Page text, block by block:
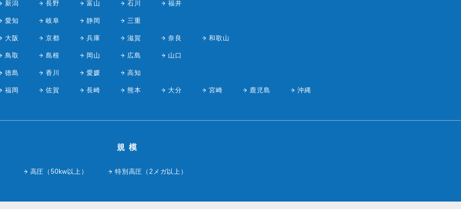
新潟 長野 富山 石川 福井
愛知 岐阜 静岡 三重
大阪 京都 兵庫 滋賀 奈良 和歌山
鳥取 島根 岡山 広島 山口
徳島 香川 愛媛 高知
福岡 佐賀 長崎 熊本 大分 宮崎 鹿児島 沖縄
規模
高圧（50kw以上） 特別高圧（2メガ以上）